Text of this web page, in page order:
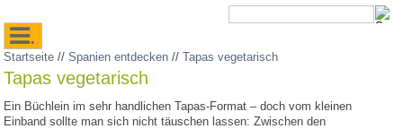
.
Startseite //Spanien entdecken //Tapas vegetarisch
Tapas vegetarisch
Ein Büchlein im sehr handlichen Tapas-Format – doch vom kleinen
Einband sollte man sich nicht täuschen lassen: Zwischen den